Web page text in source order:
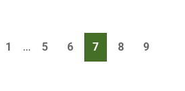
Seite
1
Interim
… Seite
5 Seite
6 Seite
7 Seite
8 Seite
9